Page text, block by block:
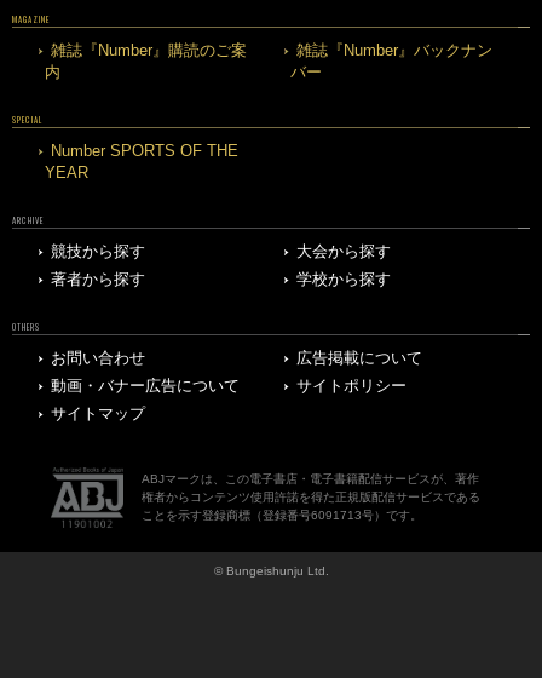
MAGAZINE
雑誌『Number』購読のご案
内
雑誌『Number』バックナン
バー
SPECIAL
Number SPORTS OF THE
YEAR
ARCHIVE
競技から探す
大会から探す
著者から探す
学校から探す
OTHERS
お問い合わせ
広告掲載について
動画・バナー広告について
サイトポリシー
サイトマップ
ABJマークは、この電子書店・電子書籍配信サービスが、著作
権者からコンテンツ使用許諾を得た正規版配信サービスである
ことを示す登録商標（登録番号6091713号）です。
© Bungeishunju Ltd.